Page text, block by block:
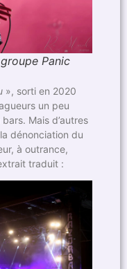
Panic
», sorti en 2020
un peu
Mais d’autres
dénonciation du
à outrance,
traduit :